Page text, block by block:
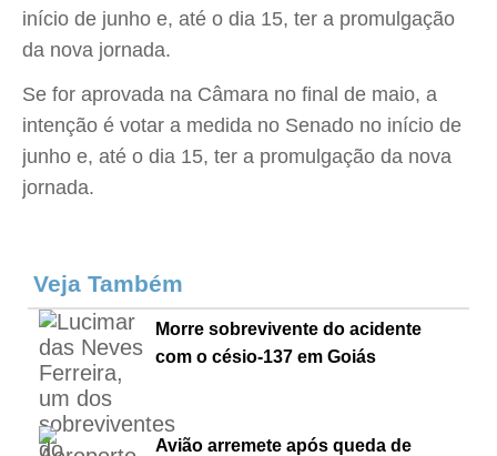
início de junho e, até o dia 15, ter a promulgação
da nova jornada.
Se for aprovada na Câmara no final de maio, a
intenção é votar a medida no Senado no início de
junho e, até o dia 15, ter a promulgação da nova
jornada.
Veja Também
Morre sobrevivente do acidente
com o césio-137 em Goiás
Avião arremete após queda de